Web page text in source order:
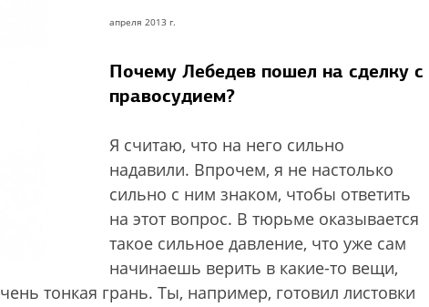
апреля 2013 г.
Почему Лебедев пошел на сделку с
правосудием?
Я считаю, что на него сильно
надавили. Впрочем, я не настолько
сильно с ним знаком, чтобы ответить
на этот вопрос. В тюрьме оказывается
такое сильное давление, что уже сам
начинаешь верить в какие-то вещи,
тонкая грань. Ты, например, готовил листовки